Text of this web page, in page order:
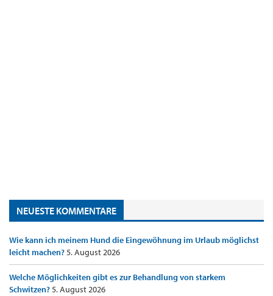
NEUESTE KOMMENTARE
Wie kann ich meinem Hund die Eingewöhnung im Urlaub möglichst
leicht machen?5. August 2026
Welche Möglichkeiten gibt es zur Behandlung von starkem
Schwitzen?5. August 2026